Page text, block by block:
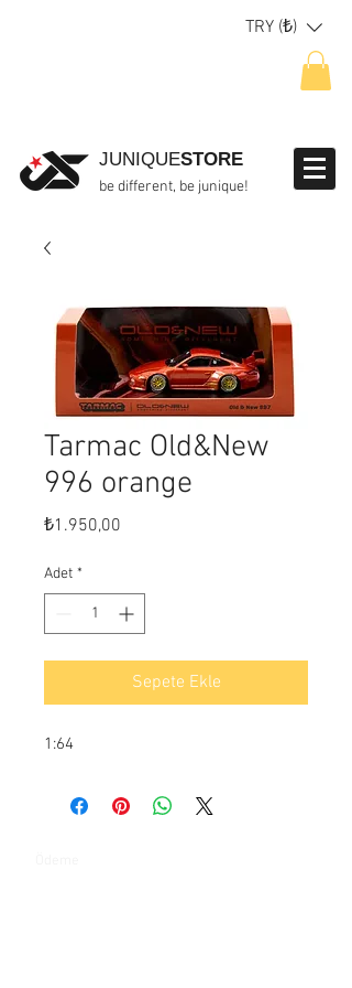
TRY (₺)
JUNIQUESTORE
be different, be junique!
Tarmac Old&New
996 orange
₺1.950,00
Adet *
Sepete Ekle
1:64